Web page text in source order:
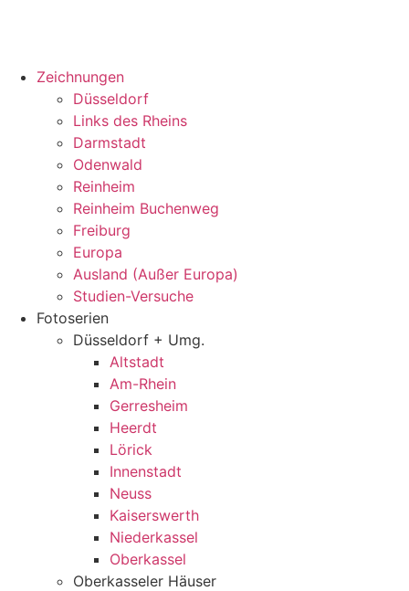
Zeichnungen
Düsseldorf
Links des Rheins
Darmstadt
Odenwald
Reinheim
Reinheim Buchenweg
Freiburg
Europa
Ausland (Außer Europa)
Studien-Versuche
Fotoserien
Düsseldorf + Umg.
Altstadt
Am-Rhein
Gerresheim
Heerdt
Lörick
Innenstadt
Neuss
Kaiserswerth
Niederkassel
Oberkassel
Oberkasseler Häuser